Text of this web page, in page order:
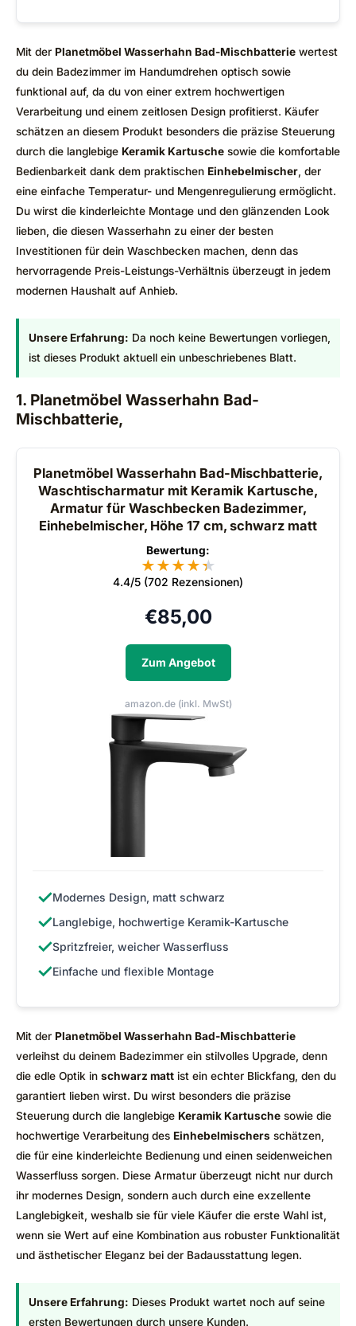
Mit der Planetmöbel Wasserhahn Bad-Mischbatterie wertest
du dein Badezimmer im Handumdrehen optisch sowie
funktional auf, da du von einer extrem hochwertigen
Verarbeitung und einem zeitlosen Design profitierst. Käufer
schätzen an diesem Produkt besonders die präzise Steuerung
durch die langlebige Keramik Kartusche sowie die komfortable
Bedienbarkeit dank dem praktischen Einhebelmischer, der
eine einfache Temperatur- und Mengenregulierung ermöglicht.
Du wirst die kinderleichte Montage und den glänzenden Look
lieben, die diesen Wasserhahn zu einer der besten
Investitionen für dein Waschbecken machen, denn das
hervorragende Preis-Leistungs-Verhältnis überzeugt in jedem
modernen Haushalt auf Anhieb.
Unsere Erfahrung: Da noch keine Bewertungen vorliegen,
ist dieses Produkt aktuell ein unbeschriebenes Blatt.
1. Planetmöbel Wasserhahn Bad-
Mischbatterie,
Planetmöbel Wasserhahn Bad-Mischbatterie,
Waschtischarmatur mit Keramik Kartusche,
Armatur für Waschbecken Badezimmer,
Einhebelmischer, Höhe 17 cm, schwarz matt
Bewertung:
★★★★★
★
4.4/5 (702 Rezensionen)
€85,00
Zum Angebot
amazon.de (inkl. MwSt)
✓Modernes Design, matt schwarz
✓Langlebige, hochwertige Keramik-Kartusche
✓Spritzfreier, weicher Wasserfluss
✓Einfache und flexible Montage
Mit der Planetmöbel Wasserhahn Bad-Mischbatterie
verleihst du deinem Badezimmer ein stilvolles Upgrade, denn
die edle Optik in schwarz matt ist ein echter Blickfang, den du
garantiert lieben wirst. Du wirst besonders die präzise
Steuerung durch die langlebige Keramik Kartusche sowie die
hochwertige Verarbeitung des Einhebelmischers schätzen,
die für eine kinderleichte Bedienung und einen seidenweichen
Wasserfluss sorgen. Diese Armatur überzeugt nicht nur durch
ihr modernes Design, sondern auch durch eine exzellente
Langlebigkeit, weshalb sie für viele Käufer die erste Wahl ist,
wenn sie Wert auf eine Kombination aus robuster Funktionalität
und ästhetischer Eleganz bei der Badausstattung legen.
Unsere Erfahrung: Dieses Produkt wartet noch auf seine
ersten Bewertungen durch unsere Kunden.